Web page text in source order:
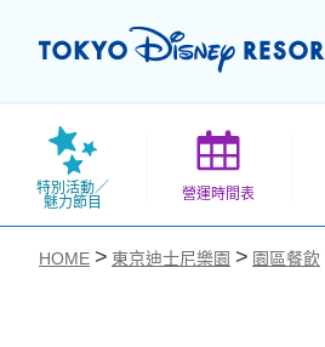
特別活動／
魅力節目
營運時間表
HOME 東京迪士尼樂園 園區餐飲